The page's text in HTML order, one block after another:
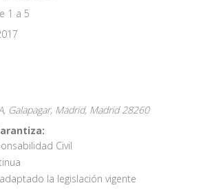
1 a 5
Galapagar, Madrid, Madrid 28260
Civil
la legislación vigente